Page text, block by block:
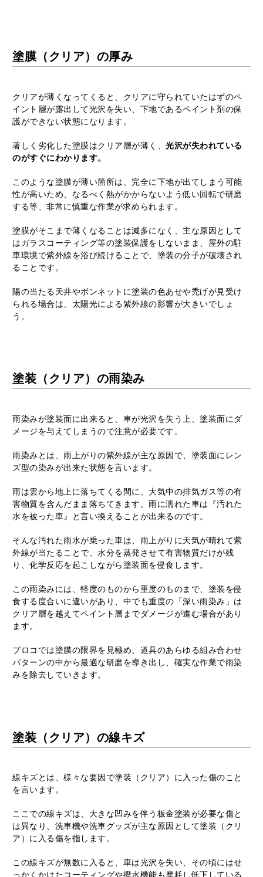
塗膜（クリア）の厚み
クリアが薄くなってくると、クリアに守られていたはずのペ
イント層が露出して光沢を失い、下地であるペイント剤の保
護ができない状態になります。
著しく劣化した塗膜はクリア層が薄く、光沢が失われている
のがすぐにわかります。
このような塗膜が薄い箇所は、完全に下地が出てしまう可能
性が高いため、なるべく熱がかからないよう低い回転で研磨
する等、非常に慎重な作業が求められます。
塗膜がそこまで薄くなることは滅多になく、主な原因として
はガラスコーティング等の塗装保護をしないまま、屋外の駐
車環境で紫外線を浴び続けることで、塗装の分子が破壊され
ることです。
陽の当たる天井やボンネットに塗装の色あせや禿げが見受け
られる場合は、太陽光による紫外線の影響が大きいでしょ
う。
塗装（クリア）の雨染み
雨染みが塗装面に出来ると、車が光沢を失う上、塗装面にダ
メージを与えてしまうので注意が必要です。
雨染みとは、雨上がりの紫外線が主な原因で、塗装面にレン
ズ型の染みが出来た状態を言います。
雨は雲から地上に落ちてくる間に、大気中の排気ガス等の有
害物質を含んだまま落ちてきます。雨に濡れた車は『汚れた
水を被った車』と言い換えることが出来るのです。
そんな汚れた雨水が乗った車は、雨上がりに天気が晴れて紫
外線が当たることで、水分を蒸発させて有害物質だけが残
り、化学反応を起こしながら塗装面を侵食します。
この雨染みには、軽度のものから重度のものまで、塗装を侵
食する度合いに違いがあり、中でも重度の「深い雨染み」は
クリア層を越えてペイント層までダメージが進む場合があり
ます。
プロコでは塗膜の限界を見極め、道具のあらゆる組み合わせ
パターンの中から最適な研磨を導き出し、確実な作業で雨染
みを除去していきます。
塗装（クリア）の線キズ
線キズとは、様々な要因で塗装（クリア）に入った傷のこと
を言います。
ここでの線キズは、大きな凹みを伴う板金塗装が必要な傷と
は異なり、洗車機や洗車グッズが主な原因として塗装（クリ
ア）に入る傷を指します。
この線キズが無数に入ると、車は光沢を失い、その頃にはせ
っかくかけたコーティングや撥水機能も摩耗し低下している